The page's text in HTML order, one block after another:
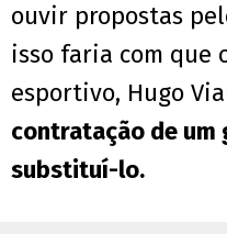
ouvir propostas
isso faria com que
esportivo, Hugo
contratação de um
substituí-lo.